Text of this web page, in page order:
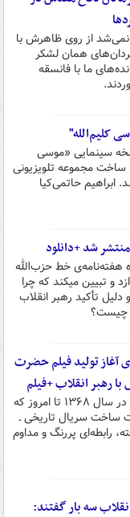
نمی‌شد از روی ظاهرش با
همان لشکر
ما با فانسقه
کلیم‌الله"
سینمایی «موسی
ساخت مجموعه تلویزیونی
حاتمی‌کیا
هفته‌نامه‌ی خط حزب‌الله
و تبیین میکند که چرا
تأکید رهبر انقلاب
چیست؟
آغاز تولید فیلم حضرت
رهبر انقلاب +فیلم
از نخستین نمایش مهاجر در سال ۱۳۶۸ تا امروز که
ساخت سریال تاریخی ـ
رابطه‌ای پررنگ و مداوم
سه بار گفتند: